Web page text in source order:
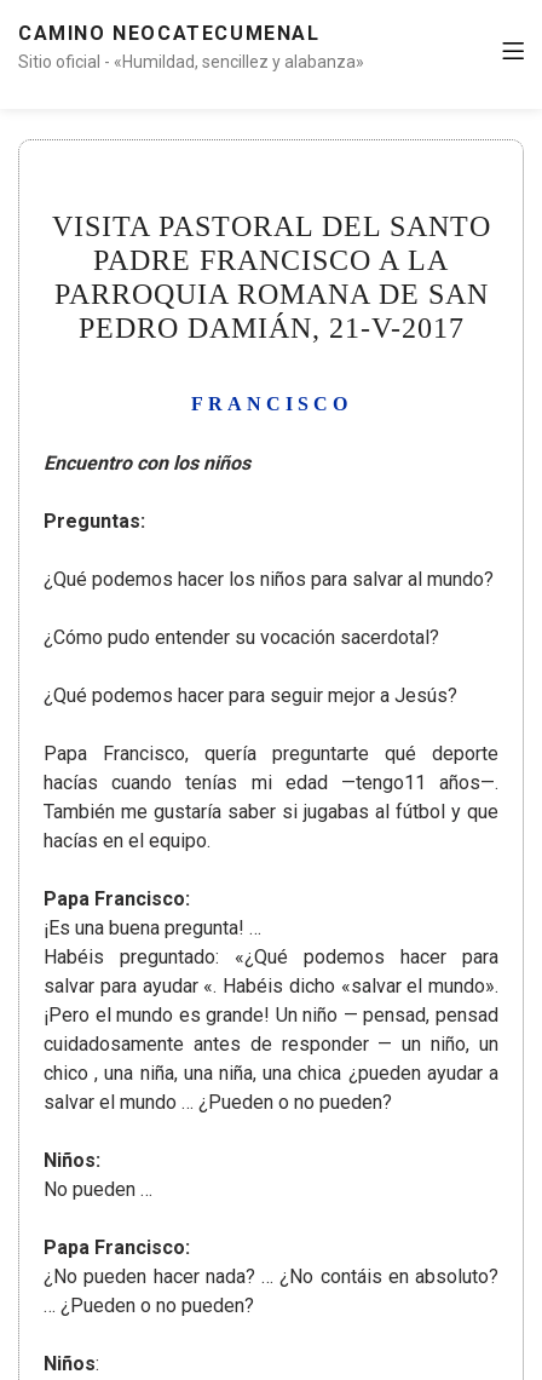
CAMINO NEOCATECUMENAL
Sitio oficial - «Humildad, sencillez y alabanza»
VISITA PASTORAL DEL SANTO
PADRE FRANCISCO A LA
PARROQUIA ROMANA DE SAN
PEDRO DAMIÁN, 21-V-2017
FRANCISCO
Encuentro con los niños
Preguntas:
¿Qué podemos hacer los niños para salvar al mundo?
¿Cómo pudo entender su vocación sacerdotal?
¿Qué podemos hacer para seguir mejor a Jesús?
Papa Francisco, quería preguntarte qué deporte
hacías cuando tenías mi edad —tengo11 años—.
También me gustaría saber si jugabas al fútbol y que
hacías en el equipo.
Papa Francisco:
¡Es una buena pregunta! …
Habéis preguntado: «¿Qué podemos hacer para
salvar para ayudar «. Habéis dicho «salvar el mundo».
¡Pero el mundo es grande! Un niño — pensad, pensad
cuidadosamente antes de responder — un niño, un
chico , una niña, una niña, una chica ¿pueden ayudar a
salvar el mundo … ¿Pueden o no pueden?
Niños:
No pueden …
Papa Francisco:
¿No pueden hacer nada? … ¿No contáis en absoluto?
… ¿Pueden o no pueden?
Niños: